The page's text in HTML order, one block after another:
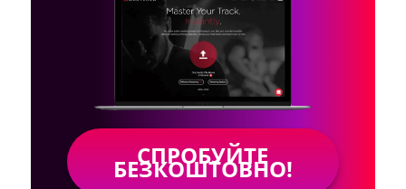
СПРОБУЙТЕ
БЕЗКОШТОВНО!